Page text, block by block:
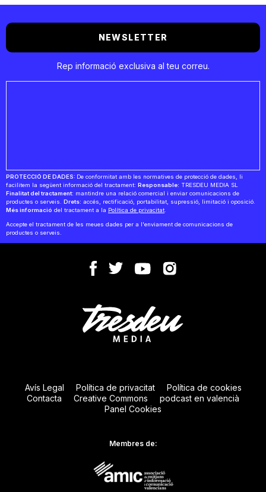
NEWSLETTER
Rep informació exclusiva al teu correu.
PROTECCIÓ DE DADES: De conformitat amb les normatives de protecció de dades, li
facilitem la següent informació del tractament: Responsable: TRESDEU MEDIA SL
Finalitat del tractament: mantindre una relació comercial i enviar comunicacions de
productes o serveis. Drets: accés, rectificació, portabilitat, supressió, limitació i oposició.
Més informació del tractament a la Política de privacitat
Accepte el tractament de les meues dades per a l'enviament de comunicacions de
productes o serveis.
Avís Legal Política de privacitat
Política de cookies
Contacta
Creative Commons
podcast en valencià
Panel Cookies
Membres de: